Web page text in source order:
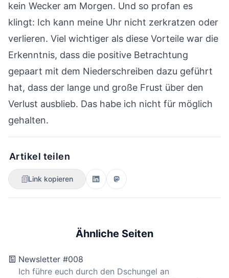
kein Wecker am Morgen. Und so profan es
klingt: Ich kann meine Uhr nicht zerkratzen oder
verlieren. Viel wichtiger als diese Vorteile war die
Erkenntnis, dass die positive Betrachtung
gepaart mit dem Niederschreiben dazu geführt
hat, dass der lange und große Frust über den
Verlust ausblieb. Das habe ich nicht für möglich
gehalten.
Artikel teilen
Link kopieren
Ähnliche Seiten
Newsletter #008
Ich führe euch durch den Dschungel an